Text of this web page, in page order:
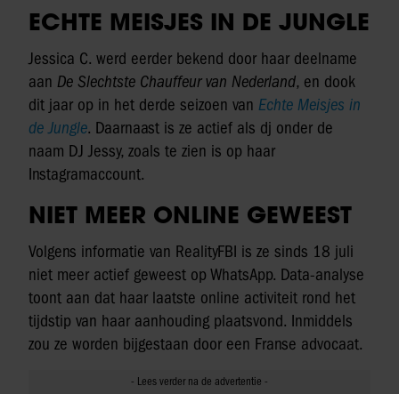
ECHTE MEISJES IN DE JUNGLE
Jessica C. werd eerder bekend door haar deelname
aan De Slechtste Chauffeur van Nederland, en dook
dit jaar op in het derde seizoen van Echte Meisjes in
de Jungle. Daarnaast is ze actief als dj onder de
naam DJ Jessy, zoals te zien is op haar
Instagramaccount.
NIET MEER ONLINE GEWEEST
Volgens informatie van RealityFBI is ze sinds 18 juli
niet meer actief geweest op WhatsApp. Data-analyse
toont aan dat haar laatste online activiteit rond het
tijdstip van haar aanhouding plaatsvond. Inmiddels
zou ze worden bijgestaan door een Franse advocaat.